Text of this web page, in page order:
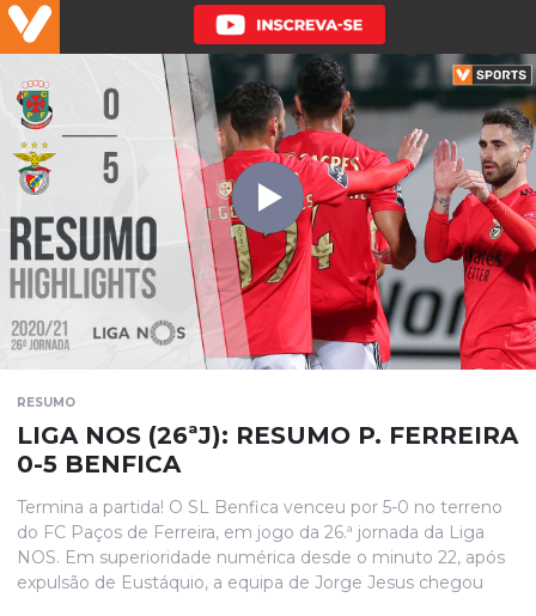
RESUMO
LIGA NOS (26ªJ): RESUMO P. FERREIRA
0-5 BENFICA
Termina a partida! O SL Benfica venceu por 5-0 no terreno
do FC Paços de Ferreira, em jogo da 26.ª jornada da Liga
NOS. Em superioridade numérica desde o minuto 22, após
expulsão de Eustáquio, a equipa de Jorge Jesus chegou